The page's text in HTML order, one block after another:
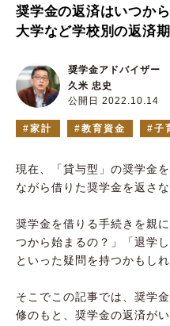
奨学金の返済はいつか
大学など学校別の返済
公開日 2022.10.14
奨学金アドバイザー
久米 忠史
家計 教育資金 子
現在、「貸与型」の奨学金
ながら借りた奨学金を返さ
奨学金を借りる手続きを親
つから始まるの？」「退学
といった疑問を持つかもしれ
そこでこの記事では、奨学
修のもと、奨学金の返済が